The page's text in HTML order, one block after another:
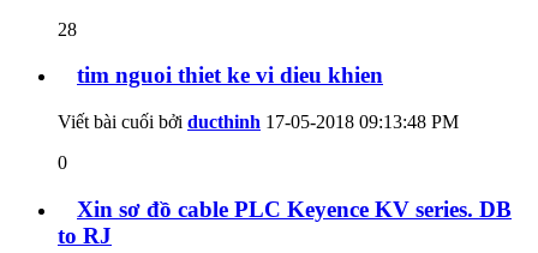
28
tim nguoi thiet ke vi dieu khien
Viết bài cuối bởi ducthinh 17-05-2018 09:13:48 PM
0
Xin sơ đồ cable PLC Keyence KV series. DB
to RJ